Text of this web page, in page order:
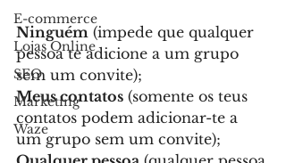
E-commerce
Lojas Online
SEO
Marketing
Waze
Ninguém (impede que qualquer
pessoa te adicione a um grupo
sem um convite);
Meus contatos (somente os teus
contatos podem adicionar-te a
um grupo sem um convite);